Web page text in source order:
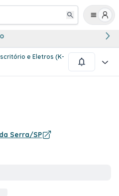
e Eletros (K-
Serra/SP